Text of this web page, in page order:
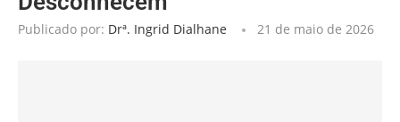
Publicado por: Drª. Ingrid Dialhane 21 de maio de 2026